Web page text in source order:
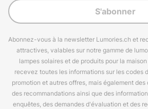
S'abonner
Abonnez-vous à la newsletter Lumories.ch et
attractives, valables sur notre gamme de
lampes solaires et de produits pour la
recevez toutes les informations sur les codes
promotion et autres offres, mais également
des recommandations ainsi que des
enquêtes, des demandes d'évaluation et des